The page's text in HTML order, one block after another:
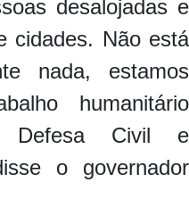
desalojadas e
cidades. Não está
nada, estamos
humanitário
Defesa Civil e
o governador